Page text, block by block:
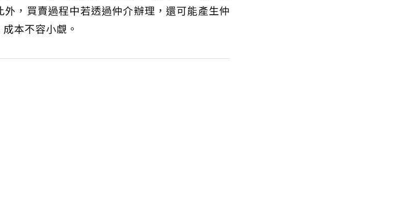
，買賣過程中若透過仲介辦理，還可能產生仲
本不容小覷。